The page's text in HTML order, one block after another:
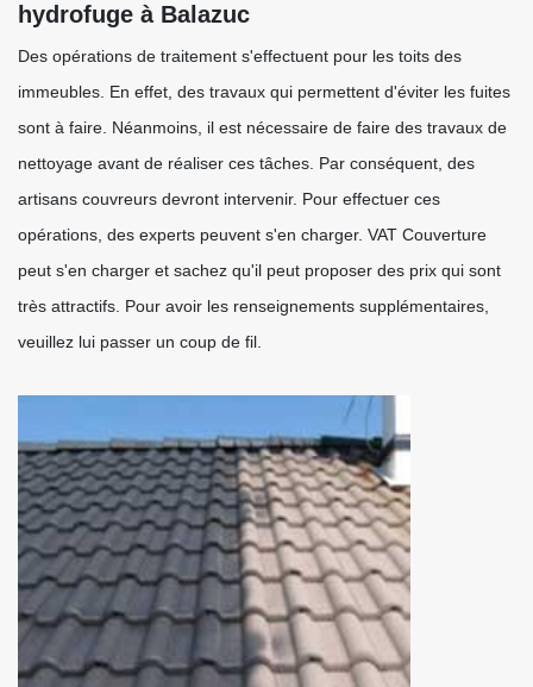
hydrofuge à Balazuc
Des opérations de traitement s'effectuent pour les toits des
immeubles. En effet, des travaux qui permettent d'éviter les fuites
sont à faire. Néanmoins, il est nécessaire de faire des travaux de
nettoyage avant de réaliser ces tâches. Par conséquent, des
artisans couvreurs devront intervenir. Pour effectuer ces
opérations, des experts peuvent s'en charger. VAT Couverture
peut s'en charger et sachez qu'il peut proposer des prix qui sont
très attractifs. Pour avoir les renseignements supplémentaires,
veuillez lui passer un coup de fil.